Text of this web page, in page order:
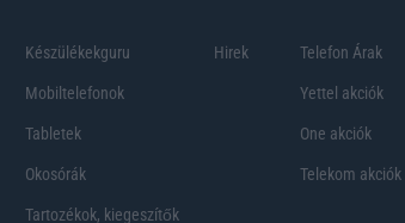
Készülékekguru
Mobiltelefonok
Tabletek
Okosórák
Tartozékok, kiegeszítők
Hirek Telefon Árak
Yettel akciók
One akciók
Telekom akciók